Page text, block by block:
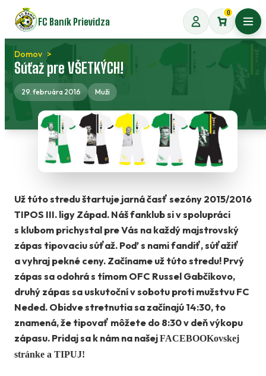
Preskočiť
na
obsah
FC Baník Prievidza
0
Domov
Súťaž pre VŠETKÝCH!
29. februára 2016 Muži
Už túto stredu štartuje jarná časť sezóny 2015/2016
TIPOS III. ligy Západ. Náš fanklub si v spolupráci
s klubom prichystal pre Vás na každý majstrovský
zápas tipovaciu súťaž. Poď s nami fandiť, súťažiť
a vyhraj pekné ceny. Začíname už túto stredu! Prvý
zápas sa odohrá s tímom OFC Russel Gabčíkovo,
druhý zápas sa uskutoční v sobotu proti mužstvu FC
Neded. Obidve stretnutia sa začínajú 14:30, to
znamená, že tipovať môžete do 8:30 v deň výkopu
zápasu. Pridaj sa k nám na našejFACEBOOKovskej
stránke a TIPUJ!